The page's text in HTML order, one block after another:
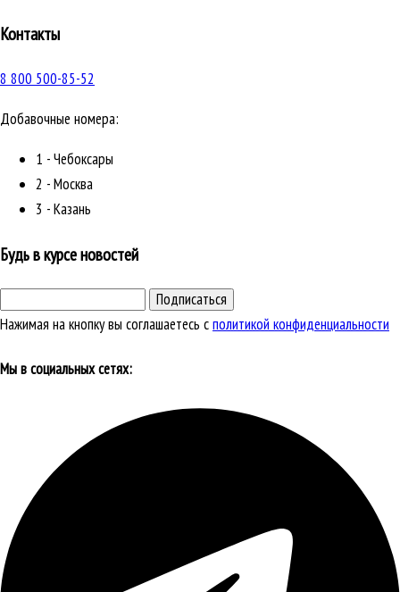
Контакты
8 800 500-85-52
Добавочные номера:
1 - Чебоксары
2 - Москва
3 - Казань
Будь в курсе новостей
Подписаться
Нажимая на кнопку вы соглашаетесь сполитикой конфиденциальности
Мы в социальных сетях: